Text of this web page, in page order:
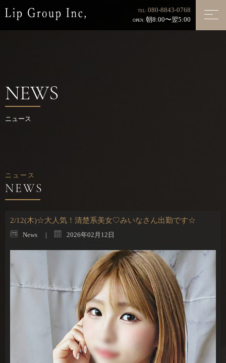
TEL: 080-8843-0768
OPEN: 朝8:00〜翌5:00
NEWS
ニュース
ニュース
2/12(木)☆大人気！清楚系美女♡みいなさん出勤です☆
News 2026年02月12日